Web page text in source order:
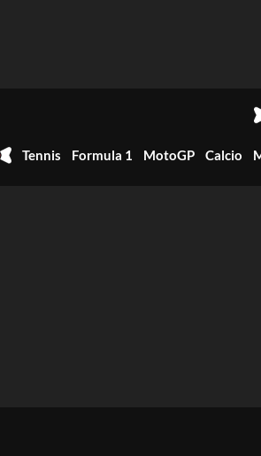
Tennis Formula 1 MotoGP Calcio